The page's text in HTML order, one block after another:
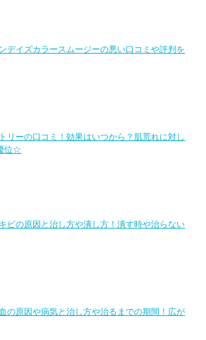
デイズカラースムージーの悪い口コミや評判を
リーの口コミ！効果はいつから？肌荒れに対し
位☆
ビの原因と治し方や潰し方！潰す時や治らない
の原因や病気と治し方や治るまでの期間！広が